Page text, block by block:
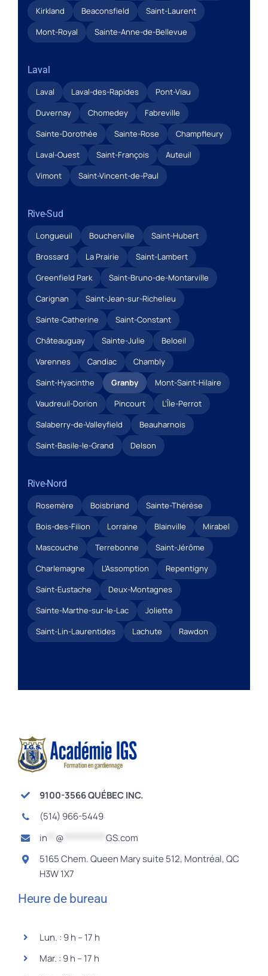
Kirkland Beaconsfield
Saint-Laurent
Mont-Royal
Sainte-Anne-de-Bellevue
Laval
Laval Laval-des-Rapides
Pont-Viau
Duvernay
Chomedey
Fabreville
Sainte-Dorothée
Sainte-Rose
Champfleury
Laval-Ouest
Saint-François
Auteuil
Vimont
Saint-Vincent-de-Paul
Rive-Sud
Longueuil Boucherville
Saint-Hubert
Brossard
La Prairie
Saint-Lambert
Greenfield Park
Saint-Bruno-de-Montarville
Carignan
Saint-Jean-sur-Richelieu
Sainte-Catherine
Saint-Constant
Châteauguay
Sainte-Julie
Beloeil
Varennes
Candiac
Chambly
Saint-Hyacinthe
Granby
Mont-Saint-Hilaire
Vaudreuil-Dorion
Pincourt
L’Île-Perrot
Salaberry-de-Valleyfield
Beauharnois
Saint-Basile-le-Grand
Delson
Rive-Nord
Rosemère Boisbriand
Sainte-Thérèse
Bois-des-Filion
Lorraine Blainville
Mirabel
Mascouche
Terrebonne
Saint-Jérôme
Charlemagne
L’Assomption
Repentigny
Saint-Eustache
Deux-Montagnes
Sainte-Marthe-sur-le-Lac
Joliette
Saint-Lin-Laurentides
Lachute Rawdon
9100-3566 QUÉBEC INC.
(514) 966-5449
in
@
GS.com
5165 Chem. Queen Mary suite 512, Montréal, QC
H3W 1X7
Heure de bureau
Lun. : 9 h – 17 h
Mar. : 9 h – 17 h